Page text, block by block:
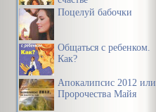
Поцелуй бабочки
Общаться с ребенком.
Как?
Апокалипсис 2012 или
Пророчества Майя